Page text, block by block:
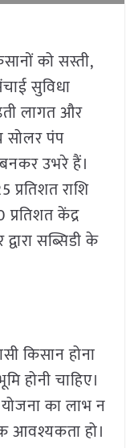
को सस्ती,
सुविधा
लागत और
सोलर पंप
उभरे हैं।
राशि
केंद्र
सब्सिडी के
किसान होना
होनी चाहिए।
का लाभ न
आवश्यकता हो।